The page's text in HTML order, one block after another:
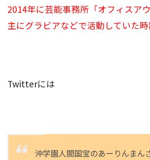
2014年に芸能事務所「オフィスア
主にグラビアなどで活動していた時
Twitterには
沖学園人間国宝のあーりんまん